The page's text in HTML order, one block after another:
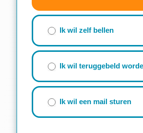
formulier)
Ik wil zelf bellen
Ik wil teruggebeld
Ik wil een mail sturen